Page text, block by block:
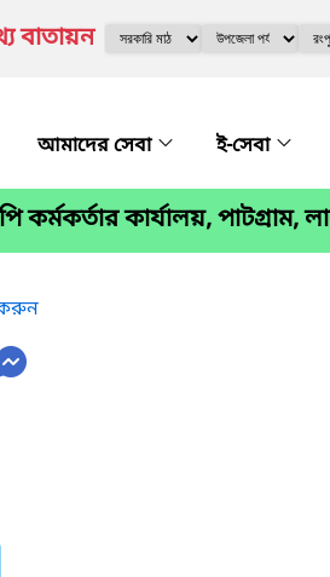
বাতায়ন
আমাদের সেবা ই-সেবা
কার্যালয়, পাটগ্রাম,
করুন